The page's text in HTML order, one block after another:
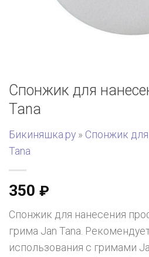
Спонжик для
Tana
Бикиняшка.ру » Спонжик
Tana
350 ₽
Спонжик для нанесения
грима Jan Tana.
использования с гримами